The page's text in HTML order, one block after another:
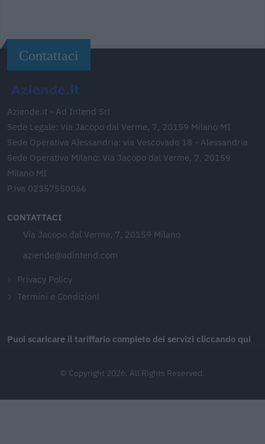
Contattaci
Aziende.it - Ad Intend Srl
Sede Legale: Via Jacopo dal Verme, 7, 20159 Milano MI
Sede Operativa Alessandria: via Vescovado 18 - Alessandria
Sede Operativa Milano: Via Jacopo dal Verme, 7, 20159
Milano MI
P.iva 02357550066
CONTATTACI
Via Jacopo dal Verme, 7, 20159 Milano
aziende@adintend.com
Privacy Policy
Termini e Condizioni
Puoi scaricare il tariffario completo dei servizi cliccando qui
© Copyright 2026. All Rights Reserved.